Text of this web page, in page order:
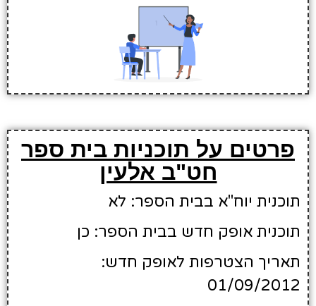
פרטים על תוכניות בית ספר
חט"ב אלעין
תוכנית יוח"א בבית הספר: לא
תוכנית אופק חדש בבית הספר: כן
תאריך הצטרפות לאופק חדש:
01/09/2012